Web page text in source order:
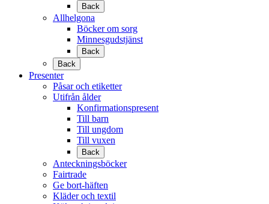
Back
Allhelgona
Böcker om sorg
Minnesgudstjänst
Back
Back
Presenter
Påsar och etiketter
Utifrån ålder
Konfirmationspresent
Till barn
Till ungdom
Till vuxen
Back
Anteckningsböcker
Fairtrade
Ge bort-häften
Kläder och textil